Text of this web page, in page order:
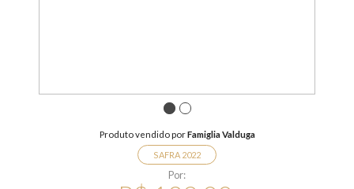
1 2
Produto vendido porFamiglia Valduga
SAFRA 2022
Por: